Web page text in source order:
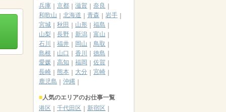
兵庫
京都 滋賀
奈良
和歌山
北海道 青森
岩手
宮城
秋田 山形
福島
山梨
長野 新潟
富山
石川
福井 岡山
鳥取
島根
山口 香川
徳島
愛媛
高知 福岡
佐賀
長崎
熊本 大分
宮崎
鹿児島
沖縄
人気のエリアのお仕事一覧
港区
千代田区
新宿区